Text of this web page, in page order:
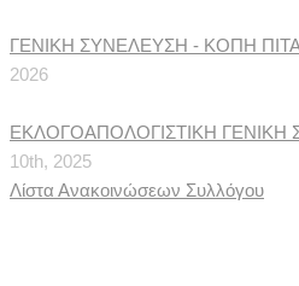
ΓΕΝΙΚΗ ΣΥΝΕΛΕΥΣΗ - ΚΟΠΗ
2026
ΕΚΛΟΓΟΑΠΟΛΟΓΙΣΤΙΚΗ ΓΕΝΙΚΗ
10th, 2025
Λίστα Ανακοινώσεων Συλλόγου